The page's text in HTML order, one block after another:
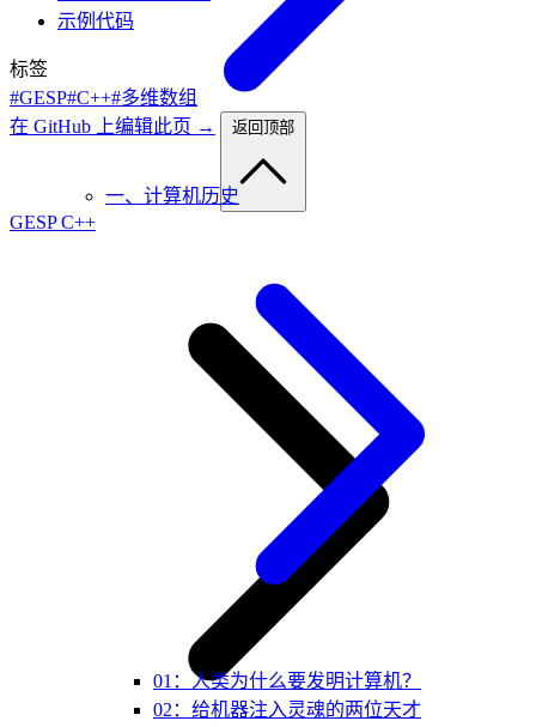
一、计算机历史
01：人类为什么要发明计算机？
02：给机器注入灵魂的两位天才
示例代码
标签
#GESP#C++#多维数组
在 GitHub 上编辑此页 →
返回顶部
GESP C++